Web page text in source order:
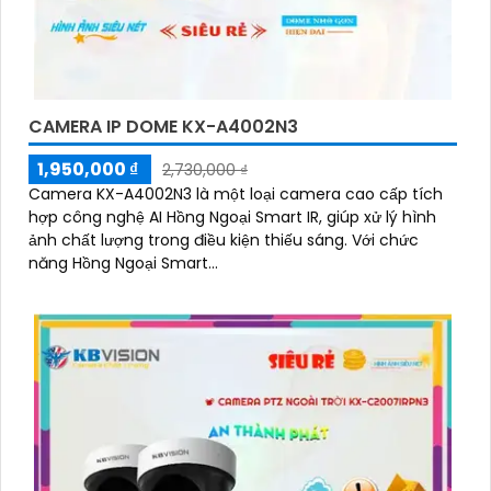
CAMERA IP DOME KX-A4002N3
1,950,000 ₫
2,730,000 ₫
Camera KX-A4002N3 là một loại camera cao cấp tích
hợp công nghệ AI Hồng Ngoại Smart IR, giúp xử lý hình
ảnh chất lượng trong điều kiện thiếu sáng. Với chức
năng Hồng Ngoại Smart...